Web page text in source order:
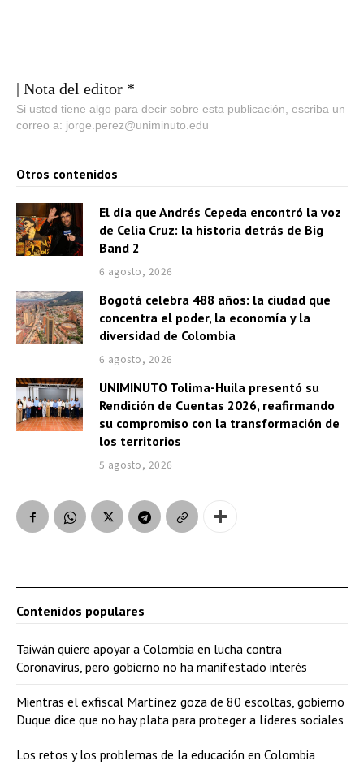
| Nota del editor *
Si usted tiene algo para decir sobre esta publicación, escriba un
correo a: jorge.perez@uniminuto.edu
Otros contenidos
El día que Andrés Cepeda encontró la voz
de Celia Cruz: la historia detrás de Big
Band 2
6 agosto, 2026
Bogotá celebra 488 años: la ciudad que
concentra el poder, la economía y la
diversidad de Colombia
6 agosto, 2026
UNIMINUTO Tolima-Huila presentó su
Rendición de Cuentas 2026, reafirmando
su compromiso con la transformación de
los territorios
5 agosto, 2026
Contenidos populares
Taiwán quiere apoyar a Colombia en lucha contra
Coronavirus, pero gobierno no ha manifestado interés
Mientras el exfiscal Martínez goza de 80 escoltas, gobierno
Duque dice que no hay plata para proteger a líderes sociales
Los retos y los problemas de la educación en Colombia